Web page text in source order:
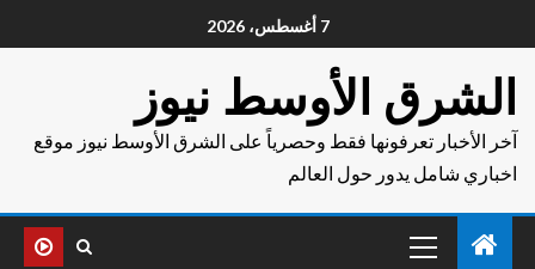
7 أغسطس، 2026
الشرق الأوسط نيوز
آخر الأخبار تعرفونها فقط وحصرياً على الشرق الأوسط نيوز موقع
اخباري شامل يدور حول العالم